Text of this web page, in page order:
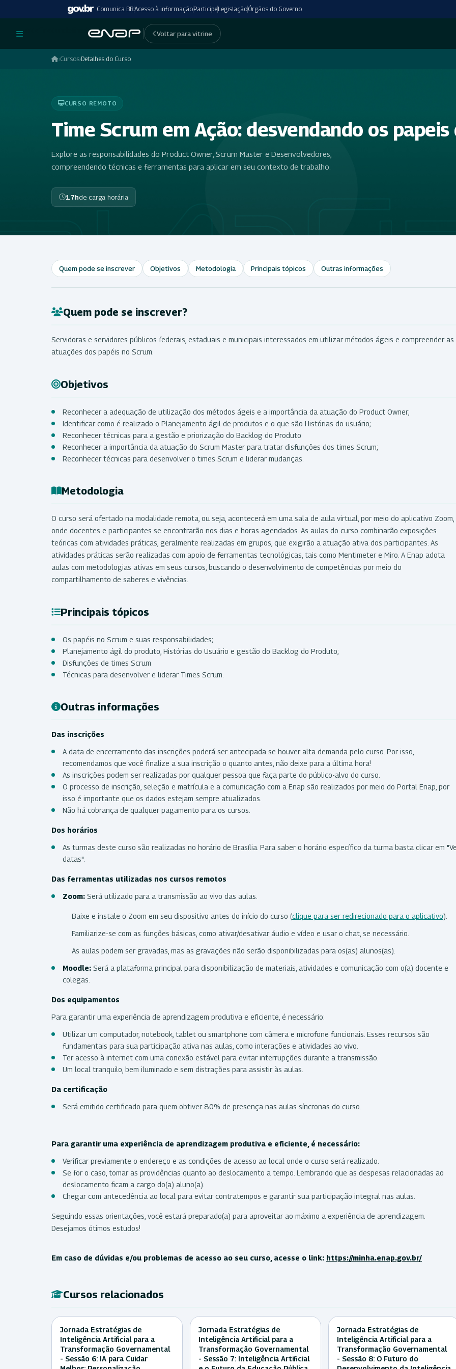
Comunica BRAcesso à informaçãoParticipeLegislaçãoÓrgãos do Governo
Voltar para vitrine
›Cursos›Detalhes do Curso
CURSO REMOTO
Time Scrum em Ação: desvendando os
Explore as responsabilidades do Product Owner, Scrum Master e Desenvolvedores,
compreendendo técnicas e ferramentas para aplicar em seu contexto de trabalho.
17hde carga horária
Quem pode se inscrever Objetivos Metodologia Principais tópicos Outras informações
Quem pode se inscrever?
Servidoras e servidores públicos federais, estaduais e municipais interessados em utilizar métodos ágeis e compreender as
atuações dos papéis no Scrum.
Objetivos
Reconhecer a adequação de utilização dos métodos ágeis e a importância da atuação do Product Owner;
Identificar como é realizado o Planejamento ágil de produtos e o que são Histórias do usuário;
Reconhecer técnicas para a gestão e priorização do Backlog do Produto
Reconhecer a importância da atuação do Scrum Master para tratar disfunções dos times Scrum;
Reconhecer técnicas para desenvolver o times Scrum e liderar mudanças.
Metodologia
O curso será ofertado na modalidade remota, ou seja, acontecerá em uma sala de aula virtual, por meio do aplicativo Zoom,
onde docentes e participantes se encontrarão nos dias e horas agendados. As aulas do curso combinarão exposições
teóricas com atividades práticas, geralmente realizadas em grupos, que exigirão a atuação ativa dos participantes. As
atividades práticas serão realizadas com apoio de ferramentas tecnológicas, tais como Mentimeter e Miro. A Enap adota
aulas com metodologias ativas em seus cursos, buscando o desenvolvimento de competências por meio do
compartilhamento de saberes e vivências.
Principais tópicos
Os papéis no Scrum e suas responsabilidades;
Planejamento ágil do produto, Histórias do Usuário e gestão do Backlog do Produto;
Disfunções de times Scrum
Técnicas para desenvolver e liderar Times Scrum.
Outras informações
Das inscrições
A data de encerramento das inscrições poderá ser antecipada se houver alta demanda pelo curso. Por isso,
recomendamos que você finalize a sua inscrição o quanto antes, não deixe para a última hora!
As inscrições podem ser realizadas por qualquer pessoa que faça parte do público-alvo do curso.
O processo de inscrição, seleção e matrícula e a comunicação com a Enap são realizados por meio do Portal Enap, por
isso é importante que os dados estejam sempre atualizados.
Não há cobrança de qualquer pagamento para os cursos.
Dos horários
As turmas deste curso são realizadas no horário de Brasília. Para saber o horário específico da turma basta clicar em
datas".
Das ferramentas utilizadas nos cursos remotos
Zoom: Será utilizado para a transmissão ao vivo das aulas.
Baixe e instale o Zoom em seu dispositivo antes do início do curso (clique para ser redirecionado para o aplicativo).
Familiarize-se com as funções básicas, como ativar/desativar áudio e vídeo e usar o chat, se necessário.
As aulas podem ser gravadas, mas as gravações não serão disponibilizadas para os(as) alunos(as).
Moodle: Será a plataforma principal para disponibilização de materiais, atividades e comunicação com o(a) docente e
colegas.
Dos equipamentos
Para garantir uma experiência de aprendizagem produtiva e eficiente, é necessário:
Utilizar um computador, notebook, tablet ou smartphone com câmera e microfone funcionais. Esses recursos são
fundamentais para sua participação ativa nas aulas, como interações e atividades ao vivo.
Ter acesso à internet com uma conexão estável para evitar interrupções durante a transmissão.
Um local tranquilo, bem iluminado e sem distrações para assistir às aulas.
Da certificação
Será emitido certificado para quem obtiver 80% de presença nas aulas síncronas do curso.
Para garantir uma experiência de aprendizagem produtiva e eficiente, é necessário:
Verificar previamente o endereço e as condições de acesso ao local onde o curso será realizado.
Se for o caso, tomar as providências quanto ao deslocamento a tempo. Lembrando que as despesas relacionadas ao
deslocamento ficam a cargo do(a) aluno(a).
Chegar com antecedência ao local para evitar contratempos e garantir sua participação integral nas aulas.
Seguindo essas orientações, você estará preparado(a) para aproveitar ao máximo a experiência de aprendizagem.
Desejamos ótimos estudos!
Em caso de dúvidas e/ou problemas de acesso ao seu curso, acesse o link: https://minha.enap.gov.br/
Cursos relacionados
Jornada Estratégias de
Inteligência Artificial para a
Transformação Governamental
- Sessão 6: IA para Cuidar
Jornada Estratégias de
Inteligência Artificial para a
Transformação Governamental
- Sessão 7: Inteligência Artificial
Jornada Estratégias de
Inteligência Artificial para a
Transformação Governamental
- Sessão 8: O Futuro do